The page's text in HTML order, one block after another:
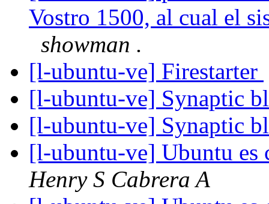
Vostro 1500, al cual el
showman .
[l-ubuntu-ve] Firestarter
[l-ubuntu-ve] Synaptic
[l-ubuntu-ve] Synaptic
[l-ubuntu-ve] Ubuntu es
Henry S Cabrera A